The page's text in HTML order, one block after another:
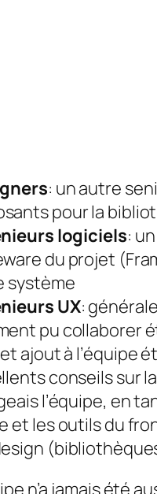
: un autre
pour la
logiciels:
du projet
système
UX:
pu collaborer
ajout à l’équipe
conseils sur
l’équipe, en
et les outils du
n’a jamais été